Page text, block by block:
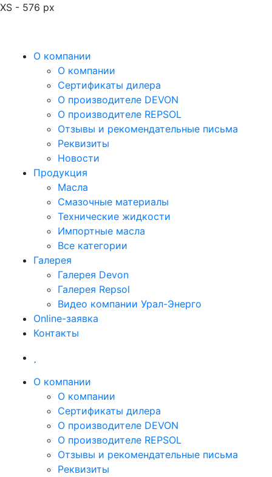
XS - 576 px
О компании
О компании
Сертификаты дилера
О производителе DEVON
О производителе REPSOL
Отзывы и рекомендательные письма
Реквизиты
Новости
Продукция
Масла
Смазочные материалы
Технические жидкости
Импортные масла
Все категории
Галерея
Галерея Devon
Галерея Repsol
Видео компании Урал-Энерго
Online-заявка
Контакты
О компании
О компании
Сертификаты дилера
О производителе DEVON
О производителе REPSOL
Отзывы и рекомендательные письма
Реквизиты